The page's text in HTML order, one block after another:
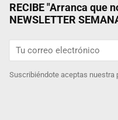
RECIBE "Arranca que
NEWSLETTER
Suscribiéndote aceptas nuestra